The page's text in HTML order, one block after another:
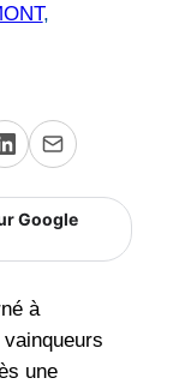
Google
à
une